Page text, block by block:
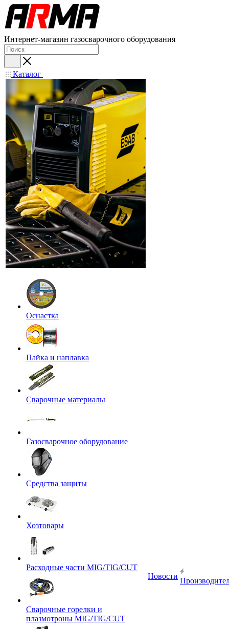
Интернет-магазин газосварочного оборудования
Каталог
Оснастка
Пайка и наплавка
Сварочные материалы
Газосварочное оборудование
Средства защиты
Хозтовары
Расходные части MIG/TIG/CUT
Сварочные горелки и
плазмотроны MIG/TIG/CUT
Новости